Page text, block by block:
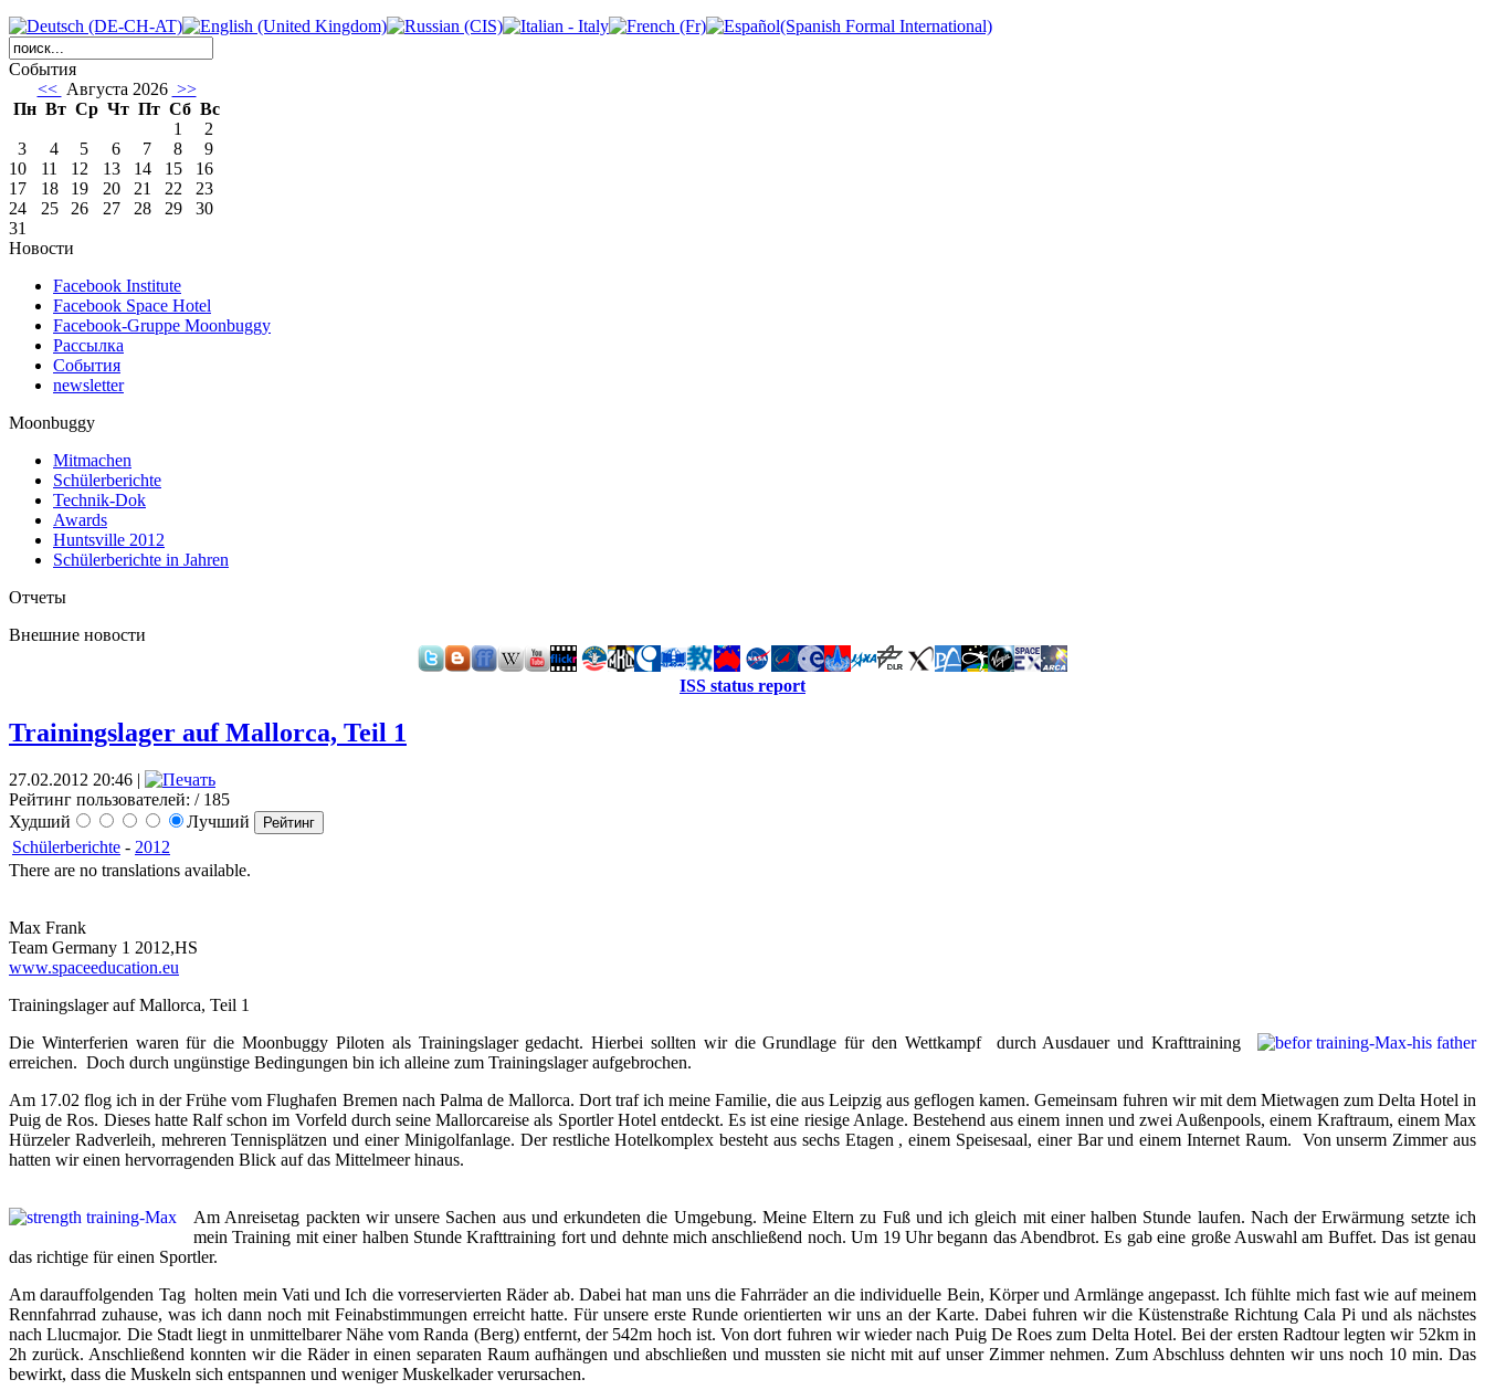
События
<< Августа 2026 >>
Пн Вт Ср Чт Пт Сб Вс
1
2
3
4 5 6 7 8
9
10
11 12 13 14 15
16
17
18 19 20 21 22
23
24
25 26 27 28 29
30
31
Новости
Facebook Institute
Facebook Space Hotel
Facebook-Gruppe Moonbuggy
Рассылка
События
newsletter
Moonbuggy
Mitmachen
Schülerberichte
Technik-Dok
Awards
Huntsville 2012
Schülerberichte in Jahren
Отчеты
Внешние новости
ISS status report
Trainingslager auf Mallorca, Teil 1
27.02.2012 20:46 |
Рейтинг пользователей: / 185
Худший
Лучший
Schülerberichte - 2012
There are no translations available.
Max Frank
Team Germany 1 2012,HS
www.spaceeducation.eu
Trainingslager auf Mallorca, Teil 1
Die Winterferien waren für die Moonbuggy Piloten als Trainingslager gedacht. Hierbei sollten wir die Grundlage für den Wettkampf durch Ausdauer und Krafttraining
erreichen. Doch durch ungünstige Bedingungen bin ich alleine zum Trainingslager aufgebrochen.
Am 17.02 flog ich in der Frühe vom Flughafen Bremen nach Palma de Mallorca. Dort traf ich meine Familie, die aus Leipzig aus geflogen kamen. Gemeinsam fuhren wir mit dem Mietwagen zum Delta Hotel in
Puig de Ros. Dieses hatte Ralf schon im Vorfeld durch seine Mallorcareise als Sportler Hotel entdeckt. Es ist eine riesige Anlage. Bestehend aus einem innen und zwei Außenpools, einem Kraftraum, einem Max
Hürzeler Radverleih, mehreren Tennisplätzen und einer Minigolfanlage. Der restliche Hotelkomplex besteht aus sechs Etagen , einem Speisesaal, einer Bar und einem Internet Raum. Von unserm Zimmer aus
hatten wir einen hervorragenden Blick auf das Mittelmeer hinaus.
Am Anreisetag packten wir unsere Sachen aus und erkundeten die Umgebung. Meine Eltern zu Fuß und ich gleich mit einer halben Stunde laufen. Nach der Erwärmung setzte ich
mein Training mit einer halben Stunde Krafttraining fort und dehnte mich anschließend noch. Um 19 Uhr begann das Abendbrot. Es gab eine große Auswahl am Buffet. Das ist genau
das richtige für einen Sportler.
Am darauffolgenden Tag holten mein Vati und Ich die vorreservierten Räder ab. Dabei hat man uns die Fahrräder an die individuelle Bein, Körper und Armlänge angepasst. Ich fühlte mich fast wie auf meinem
Rennfahrrad zuhause, was ich dann noch mit Feinabstimmungen erreicht hatte. Für unsere erste Runde orientierten wir uns an der Karte. Dabei fuhren wir die Küstenstraße Richtung Cala Pi und als nächstes
nach Llucmajor. Die Stadt liegt in unmittelbarer Nähe vom Randa (Berg) entfernt, der 542m hoch ist. Von dort fuhren wir wieder nach Puig De Roes zum Delta Hotel. Bei der ersten Radtour legten wir 52km in
2h zurück. Anschließend konnten wir die Räder in einen separaten Raum aufhängen und abschließen und mussten sie nicht mit auf unser Zimmer nehmen. Zum Abschluss dehnten wir uns noch 10 min. Das
bewirkt, dass die Muskeln sich entspannen und weniger Muskelkader verursachen.